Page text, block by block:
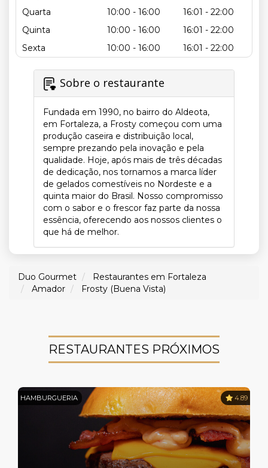
Quarta
10:00 - 16:00
16:01 - 22:00
Quinta
10:00 - 16:00
16:01 - 22:00
Sexta
10:00 - 16:00 16:01 - 22:00
Sobre o restaurante
Fundada em 1990, no bairro do Aldeota,
em Fortaleza, a Frosty começou com uma
produção caseira e distribuição local,
sempre prezando pela inovação e pela
qualidade. Hoje, após mais de três décadas
de dedicação, nos tornamos a marca líder
de gelados comestíveis no Nordeste e a
quinta maior do Brasil. Nosso compromisso
com o sabor e o frescor faz parte da nossa
essência, oferecendo aos nossos clientes o
que há de melhor.
Duo Gourmet
Restaurantes em Fortaleza
Amador
Frosty (Buena Vista)
RESTAURANTES PRÓXIMOS
HAMBURGUERIA 4.89